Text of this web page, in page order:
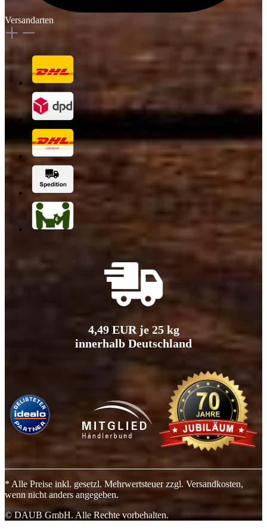
Versandarten
4,49 EUR je 25 kg
innerhalb Deutschland
* Alle Preise inkl. gesetzl. Mehrwertsteuer zzgl. Versandkosten,
wenn nicht anders angegeben.
© DAUB GmbH. Alle Rechte vorbehalten.